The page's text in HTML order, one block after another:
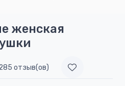
женская
отзыв(ов)